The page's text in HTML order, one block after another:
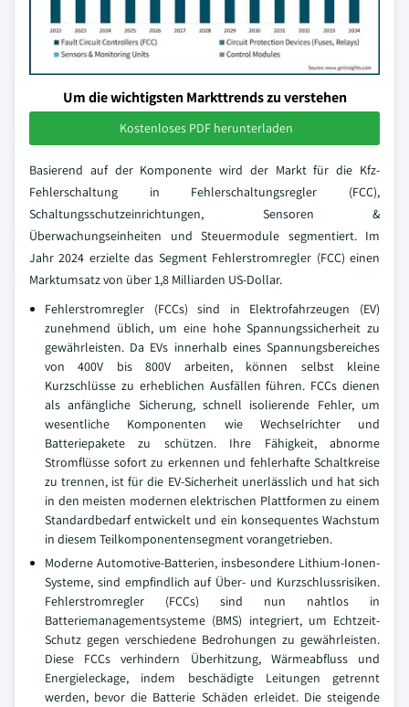
Um die wichtigsten Markttrends zu verstehen
Kostenloses PDF herunterladen
Basierend auf der Komponente wird der Markt für die Kfz-
Fehlerschaltung in Fehlerschaltungsregler (FCC),
Schaltungsschutzeinrichtungen, Sensoren &
Überwachungseinheiten und Steuermodule segmentiert. Im
Jahr 2024 erzielte das Segment Fehlerstromregler (FCC) einen
Marktumsatz von über 1,8 Milliarden US-Dollar.
Fehlerstromregler (FCCs) sind in Elektrofahrzeugen (EV)
zunehmend üblich, um eine hohe Spannungssicherheit zu
gewährleisten. Da EVs innerhalb eines Spannungsbereiches
von 400V bis 800V arbeiten, können selbst kleine
Kurzschlüsse zu erheblichen Ausfällen führen. FCCs dienen
als anfängliche Sicherung, schnell isolierende Fehler, um
wesentliche Komponenten wie Wechselrichter und
Batteriepakete zu schützen. Ihre Fähigkeit, abnorme
Stromflüsse sofort zu erkennen und fehlerhafte Schaltkreise
zu trennen, ist für die EV-Sicherheit unerlässlich und hat sich
in den meisten modernen elektrischen Plattformen zu einem
Standardbedarf entwickelt und ein konsequentes Wachstum
in diesem Teilkomponentensegment vorangetrieben.
Moderne Automotive-Batterien, insbesondere Lithium-Ionen-
Systeme, sind empfindlich auf Über- und Kurzschlussrisiken.
Fehlerstromregler (FCCs) sind nun nahtlos in
Batteriemanagementsysteme (BMS) integriert, um Echtzeit-
Schutz gegen verschiedene Bedrohungen zu gewährleisten.
Diese FCCs verhindern Überhitzung, Wärmeabfluss und
Energieleckage, indem beschädigte Leitungen getrennt
werden, bevor die Batterie Schäden erleidet. Die steigende